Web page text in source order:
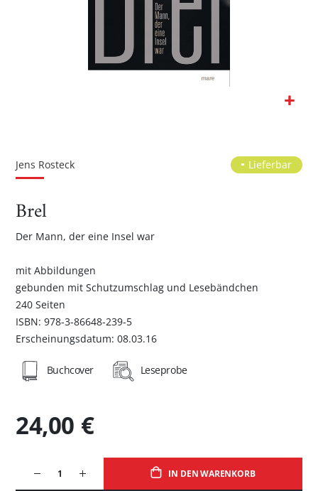
Bildgalerie
Jens Rosteck Lieferbar
Brel
Der Mann, der eine Insel war
mit Abbildungen
gebunden mit Schutzumschlag und Lesebändchen
240 Seiten
ISBN: 978-3-86648-239-5
Erscheinungsdatum: 08.03.16
IN DEN WARENKORB
24,00 €
Buchcover Leseprobe